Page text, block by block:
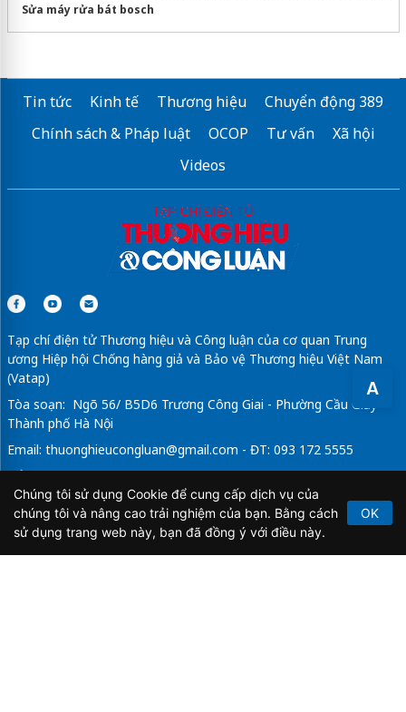
A
Sửa máy rửa bát bosch
Tin tức Kinh tế Thương hiệu
Chuyển động 389
Chính sách & Pháp luật
OCOP Tư vấn
Xã hội
Videos
Tạp chí điện tử Thương hiệu và Công luận của cơ quan Trung
ương Hiệp hội Chống hàng giả và Bảo vệ Thương hiệu Việt Nam
(Vatap)
Tòa soạn: Ngõ 56/ B5D6 Trương Công Giai - Phường Cầu Giấy -
Thành phố Hà Nội
Email: thuonghieucongluan@gmail.com - ĐT: 093 172 5555
Tổng Biên Tập: Vũ Đức Thuận
Giấy phép hoạt động báo chí điện tử số 64/GP-BTTTT do Bộ
Thông tin và Truyền thông cấp ngày 21/2/2020.
Chúng tôi sử dụng Cookie để cung cấp dịch vụ của
chúng tôi và nâng cao trải nghiệm của bạn. Bằng cách
sử dụng trang web này, bạn đã đồng ý với điều này.
OK